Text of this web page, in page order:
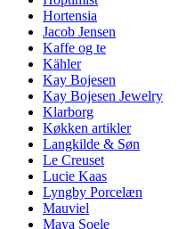
Hortensia
Jacob Jensen
Kaffe og te
Kähler
Kay Bojesen
Kay Bojesen Jewelry
Klarborg
Køkken artikler
Langkilde & Søn
Le Creuset
Lucie Kaas
Lyngby Porcelæn
Mauviel
Maya Soele